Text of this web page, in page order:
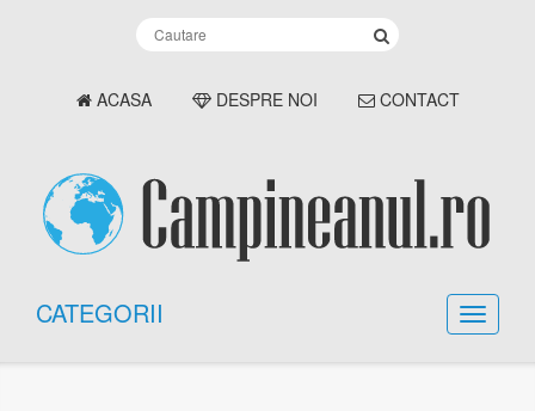
ACASA DESPRE NOI CONTACT
CATEGORII